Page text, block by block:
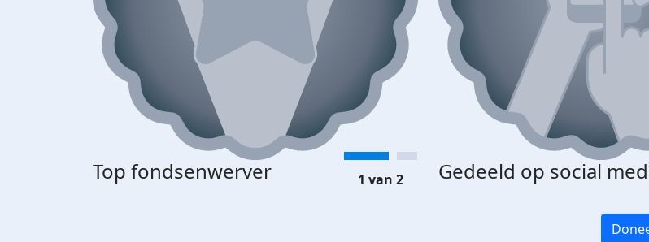
Top fondsenwerver Gedeeld op social
1 van 2